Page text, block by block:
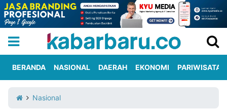
Iklan
Berita
Kami
BERANDA NASIONAL DAERAH EKONOMI PARIWISATA
Nasional